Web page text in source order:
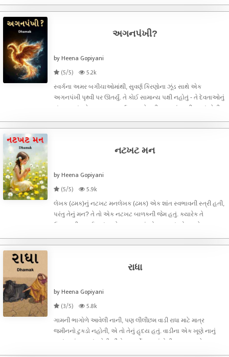
પાર્લરનો કોર્સ
અગનપંખી?
by Heena Gopiyani
(5/5)
5.2k
સ્વર્ગના અમર બગીચાઓમાંથી, સુવર્ણ કિરણોના ઝૂંડ સાથે એક
અગનપંખી પૃથ્વી પર ઊતર્યું. તે કોઈ સામાન્ય પક્ષી નહોતું - તે દેવતાઓનું
સંતાન હતું, જે અમરત્વ, પુનર્જન્મ અને નવી આશાનું પ્રતીક હતું. તેની
અગન
નટખટ મન
by Heena Gopiyani
(5/5)
5.9k
લેખક (ઢમક)નું નટખટ મનલેખક (ઢમક) એક શાંત સ્વભાવની સ્ત્રી હતી,
પરંતુ તેનું મન? તે તો એક નટખટ બાળકની જેમ હતું. ક્યારેક તે
ઉત્સાહથી ભરાઈ જતું અને નવા સપનાં જોવા લાગતું, તો ક્યારેક
અવારનવાર પોતાના મન સાથે વાતો
રાધા
by Heena Gopiyani
(3/5)
5.8k
ગામની ભાગોળે આવેલી નાની, પણ લીલીછમ વાડી રાધા માટે માત્ર
જમીનનો ટુકડો નહોતી, એ તો તેનું હૃદય હતું. વાડીના એક ખૂણે નાનું
કાચું પાકું ઘર હતું, જેની ભીંતો પર વર્ષો જૂના રંગોની છાપ હજીયે તાજી